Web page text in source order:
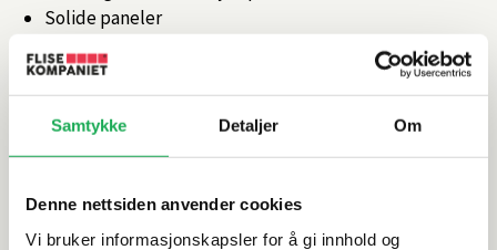
Samtykke Detaljer Om
Denne nettsiden anvender cookies
Vi bruker informasjonskapsler for å gi innhold og
Solide paneler
Livstidsgaranti
Artikkelnr. 101141074
Produktinformasjon